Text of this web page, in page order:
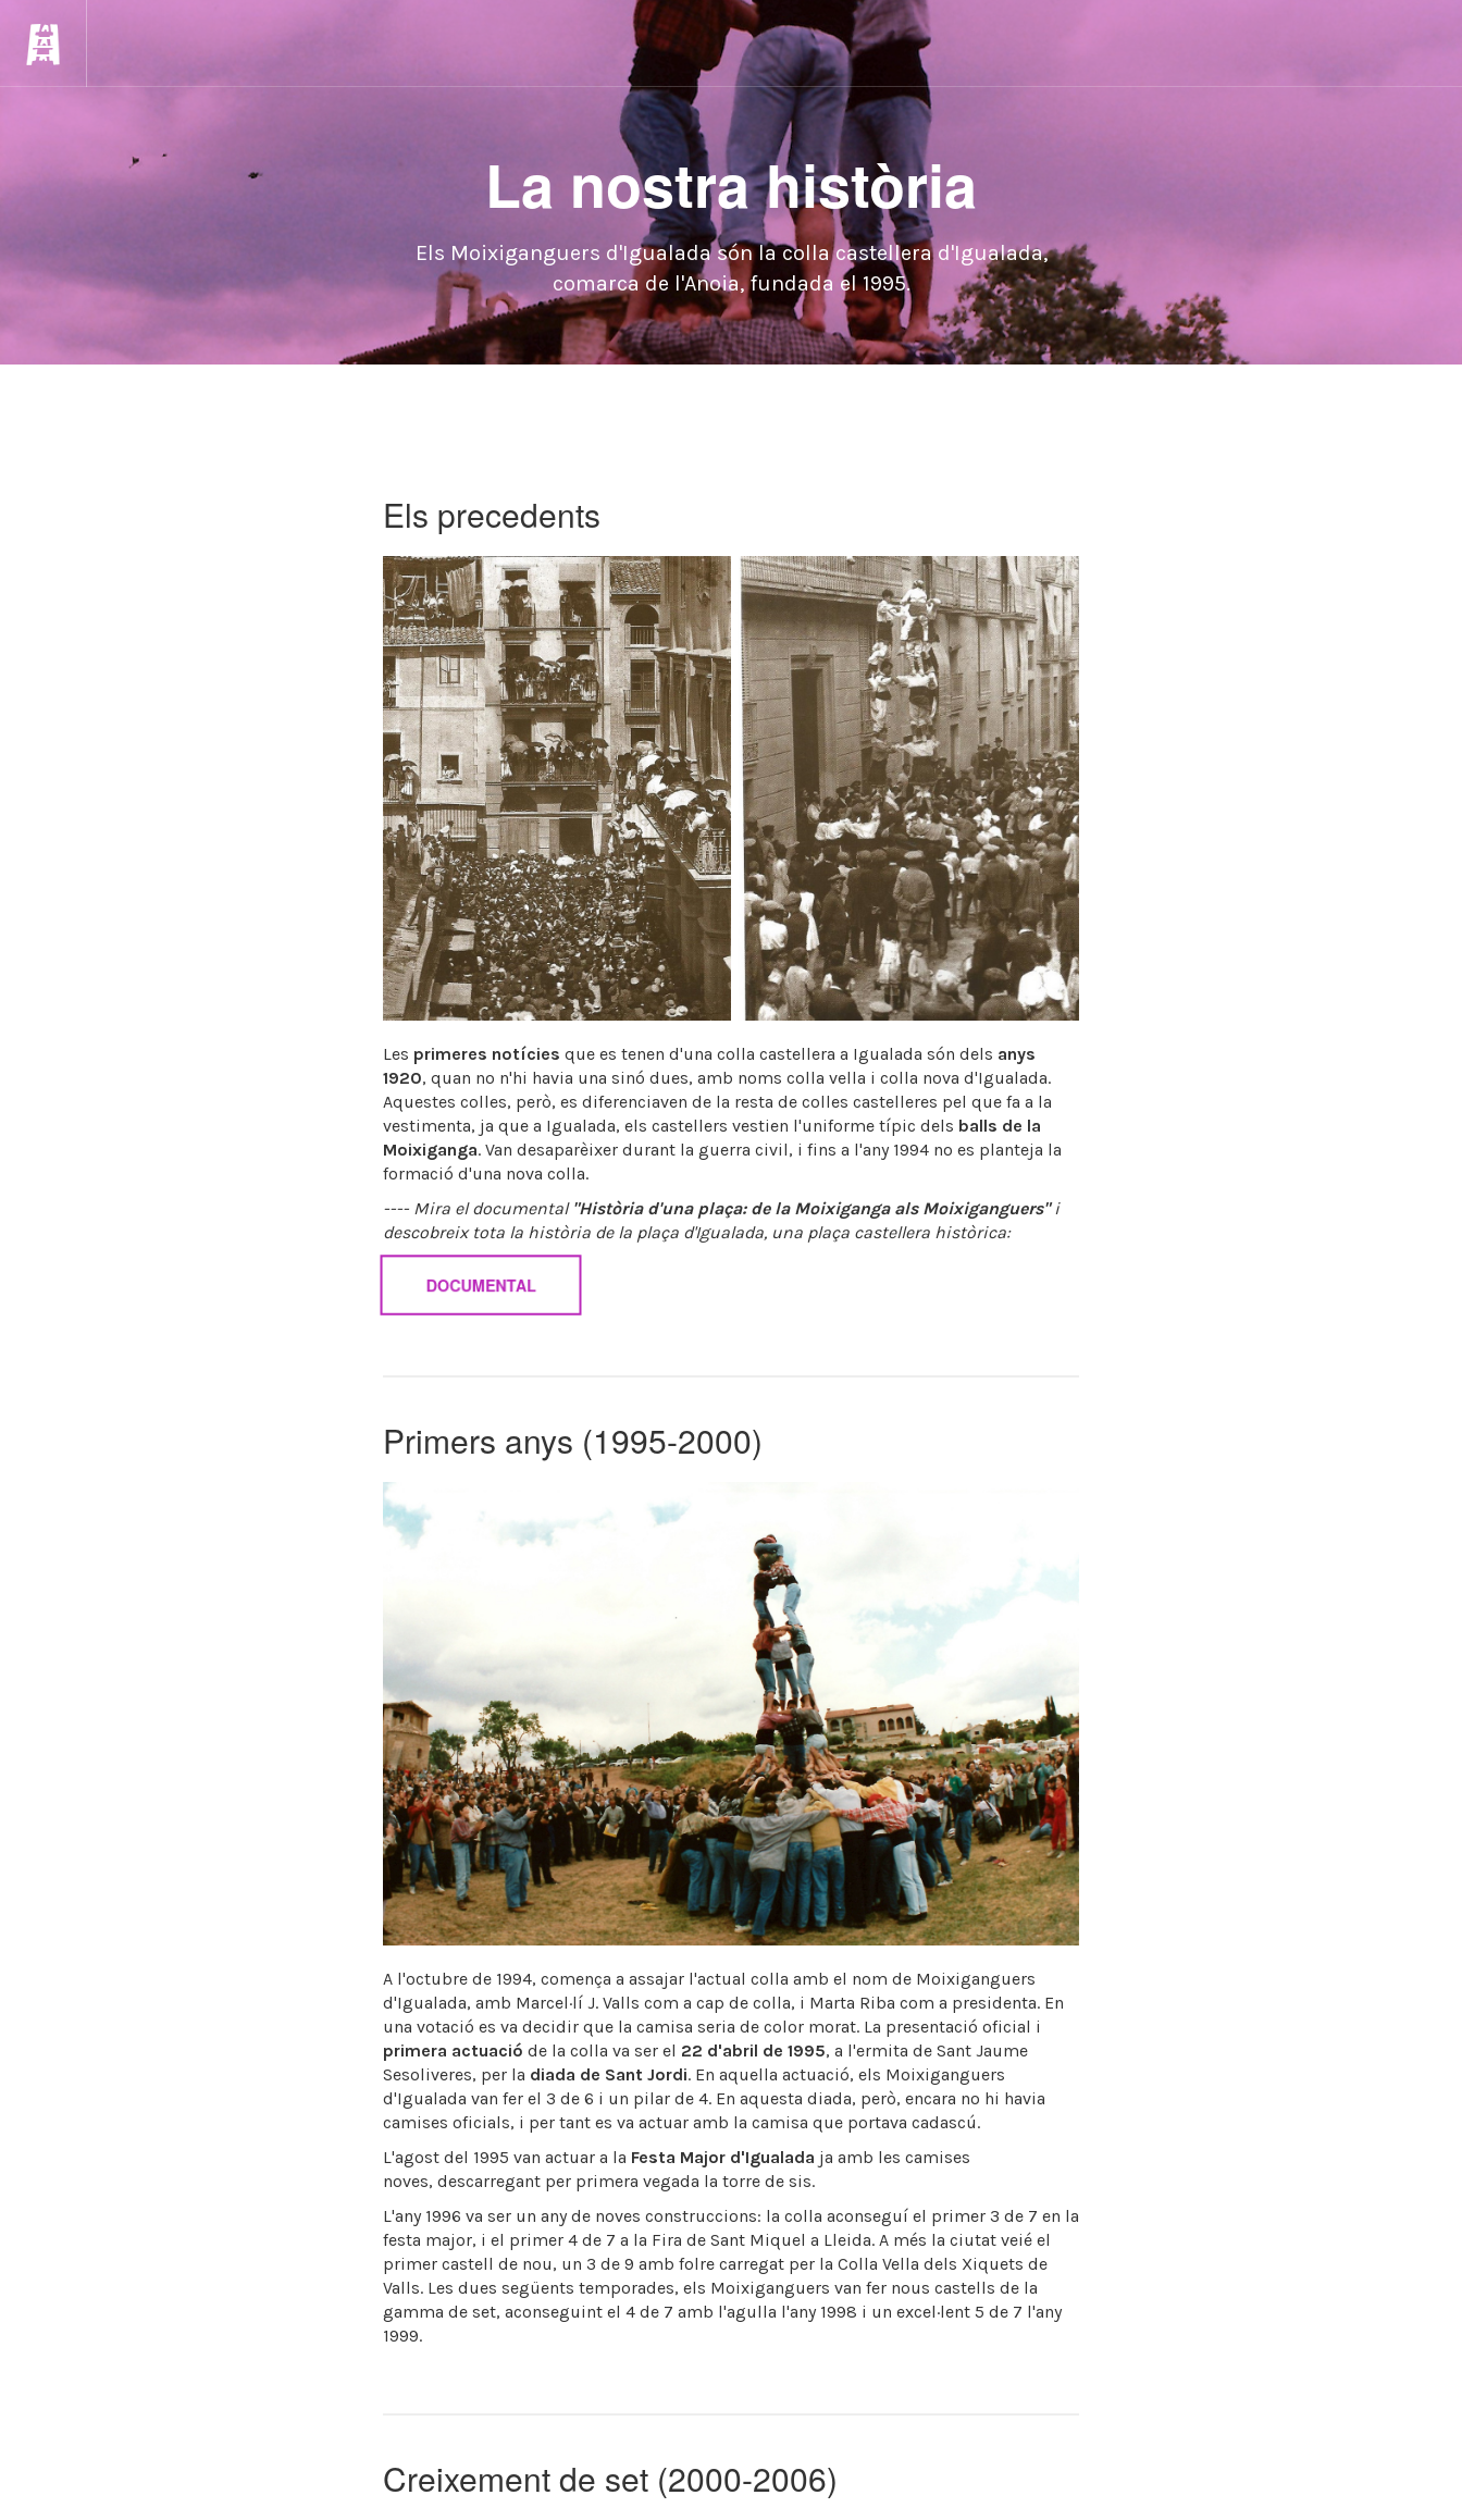
La nostra història
Els Moixiganguers d'Igualada són la colla castellera d'Igualada,
comarca de l'Anoia, fundada el 1995.
Els precedents
Les primeres notícies que es tenen d'una colla castellera a Igualada són dels anys
1920, quan no n'hi havia una sinó dues, amb noms colla vella i colla nova d'Igualada.
Aquestes colles, però, es diferenciaven de la resta de colles castelleres pel que fa a la
vestimenta, ja que a Igualada, els castellers vestien l'uniforme típic dels balls de la
Moixiganga. Van desaparèixer durant la guerra civil, i fins a l'any 1994 no es planteja la
formació d'una nova colla.
---- Mira el documental "Història d'una plaça: de la Moixiganga als Moixiganguers"i
descobreix tota la història de la plaça d'Igualada, una plaça castellera històrica:
DOCUMENTAL
Primers anys (1995-2000)
A l'octubre de 1994, comença a assajar l'actual colla amb el nom de Moixiganguers
d'Igualada, amb Marcel·lí J. Valls com a cap de colla, i Marta Riba com a presidenta. En
una votació es va decidir que la camisa seria de color morat. La presentació oficial i
primera actuació de la colla va ser el 22 d'abril de 1995, a l'ermita de Sant Jaume
Sesoliveres, per la diada de Sant Jordi. En aquella actuació, els Moixiganguers
d'Igualada van fer el 3 de 6 i un pilar de 4. En aquesta diada, però, encara no hi havia
camises oficials, i per tant es va actuar amb la camisa que portava cadascú.
L'agost del 1995 van actuar a la Festa Major d'Igualada ja amb les camises
noves, descarregant per primera vegada la torre de sis.
L'any 1996 va ser un any de noves construccions: la colla aconseguí el primer 3 de 7 en la
festa major, i el primer 4 de 7 a la Fira de Sant Miquel a Lleida. A més la ciutat veié el
primer castell de nou, un 3 de 9 amb folre carregat per la Colla Vella dels Xiquets de
Valls. Les dues següents temporades, els Moixiganguers van fer nous castells de la
gamma de set, aconseguint el 4 de 7 amb l'agulla l'any 1998 i un excel·lent 5 de 7 l'any
1999.
Creixement de set (2000-2006)